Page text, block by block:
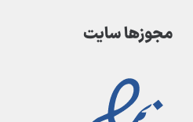
مجوزها سایت